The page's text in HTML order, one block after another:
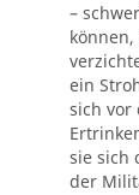
–
ein
sich vor
sie sich
der